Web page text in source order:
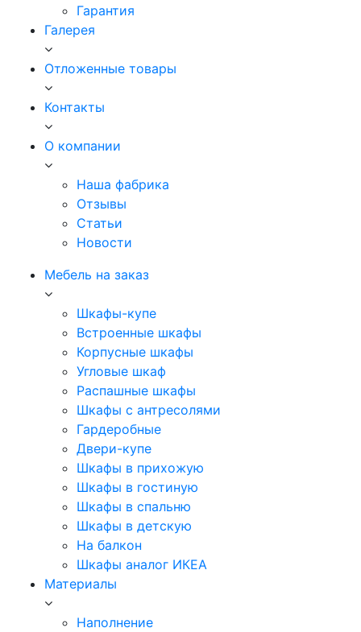
Гарантия
Галерея
Отложенные товары
Контакты
О компании
Наша фабрика
Отзывы
Статьи
Новости
Мебель на заказ
Шкафы-купе
Встроенные шкафы
Корпусные шкафы
Угловые шкаф
Распашные шкафы
Шкафы с антресолями
Гардеробные
Двери-купе
Шкафы в прихожую
Шкафы в гостиную
Шкафы в спальню
Шкафы в детскую
На балкон
Шкафы аналог ИКЕА
Материалы
Наполнение